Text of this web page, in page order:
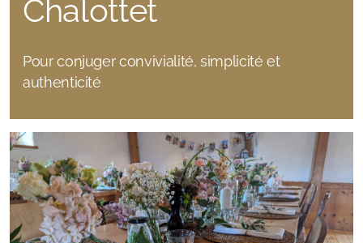
Chalottet
Pour conjuger convivialité, simplicité et
authenticité